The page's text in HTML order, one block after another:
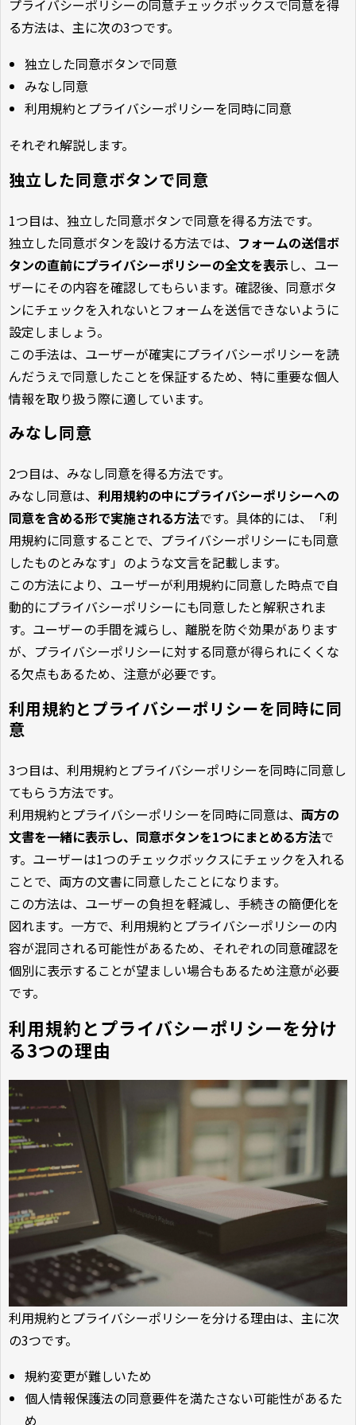
プライバシーポリシーの同意チェックボックスで同意を得
る方法は、主に次の3つです。
独立した同意ボタンで同意
みなし同意
利用規約とプライバシーポリシーを同時に同意
それぞれ解説します。
独立した同意ボタンで同意
1つ目は、独立した同意ボタンで同意を得る方法です。
独立した同意ボタンを設ける方法では、 フォームの送信ボ
タンの直前にプライバシーポリシーの全文を表示し、ユー
ザーにその内容を確認してもらいます。確認後、同意ボタ
ンにチェックを入れないとフォームを送信できないように
設定しましょう。
この手法は、ユーザーが確実にプライバシーポリシーを読
んだうえで同意したことを保証するため、特に重要な個人
情報を取り扱う際に適しています。
みなし同意
2つ目は、みなし同意を得る方法です。
みなし同意は、 利用規約の中にプライバシーポリシーへの
同意を含める形で実施される方法です。具体的には、「利
用規約に同意することで、プライバシーポリシーにも同意
したものとみなす」のような文言を記載します。
この方法により、ユーザーが利用規約に同意した時点で自
動的にプライバシーポリシーにも同意したと解釈されま
す。ユーザーの手間を減らし、離脱を防ぐ効果があります
が、プライバシーポリシーに対する同意が得られにくくな
る欠点もあるため、注意が必要です。
利用規約とプライバシーポリシーを同時に同
意
3つ目は、利用規約とプライバシーポリシーを同時に同意し
てもらう方法です。
利用規約とプライバシーポリシーを同時に同意は、 両方の
文書を一緒に表示し、同意ボタンを1つにまとめる方法で
す。ユーザーは1つのチェックボックスにチェックを入れる
ことで、両方の文書に同意したことになります。
この方法は、ユーザーの負担を軽減し、手続きの簡便化を
図れます。一方で、利用規約とプライバシーポリシーの内
容が混同される可能性があるため、それぞれの同意確認を
個別に表示することが望ましい場合もあるため注意が必要
です。
利用規約とプライバシーポリシーを分け
る3つの理由
利用規約とプライバシーポリシーを分ける理由は、主に次
の3つです。
規約変更が難しいため
個人情報保護法の同意要件を満たさない可能性があるた
め